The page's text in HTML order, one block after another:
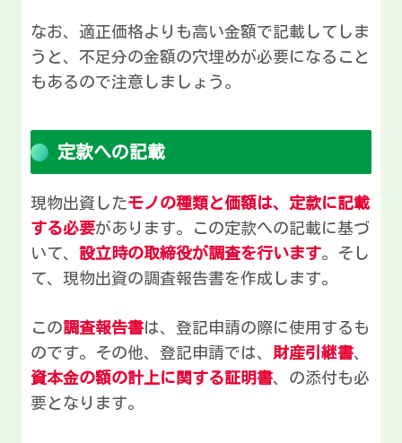
なお、適正価格よりも高い金額で記載してしま
うと、不足分の金額の穴埋めが必要になること
もあるので注意しましょう。
定款への記載
現物出資したモノの種類と価額は、定款に記載
する必要があります。この定款への記載に基づ
いて、 設立時の取締役が調査を行います。そし
て、現物出資の調査報告書を作成します。
この調査報告書は、登記申請の際に使用するも
のです。その他、登記申請では、 財産引継書、
資本金の額の計上に関する証明書、の添付も必
要となります。